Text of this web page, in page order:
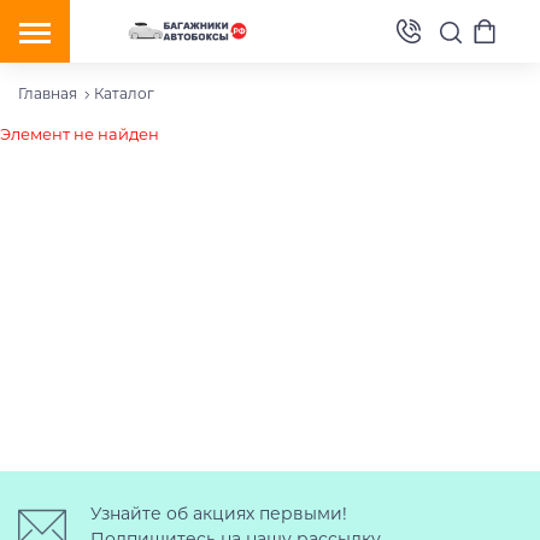
Главная Каталог
Элемент не найден
Узнайте об акциях первыми!